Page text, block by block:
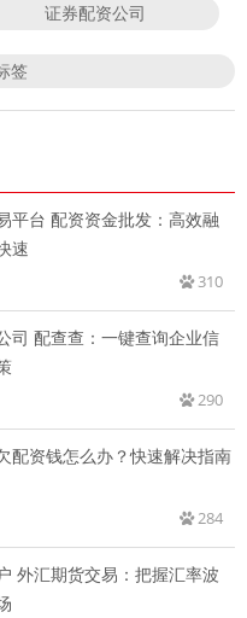
证券配资公司
签
平台 配资资金批发：高效融
速
310
司 配查查：一键查询企业信
290
配资钱怎么办？快速解决指南
284
外汇期货交易：把握汇率波